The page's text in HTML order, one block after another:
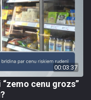
00:03:37
cenu grozs”